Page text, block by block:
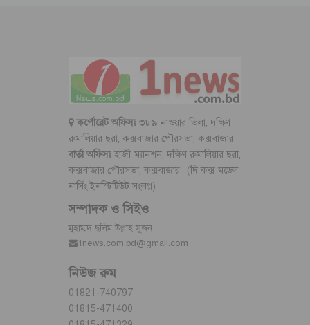
কর্পোরেট অফিসঃ৩৮৯ নাওয়ার ভিলা, দক্ষিণ
রুমালিয়ার ছরা, কক্সবাজার পৌরসভা, কক্সবাজার।
বার্তা অফিসঃ হাজী ম্যানশন, দক্ষিণ রুমালিয়ার ছরা,
কক্সবাজার পৌরসভা, কক্সবাজার। (দি কক্স মডেল
নার্সিং ইনস্টিটিউট সংলগ্ন)
সম্পাদক ও সিইও
মুহাম্মদ ছলিম উল্লাহ সুজন
1news.com.bd@gmail.com
নিউজ রুম
01821-740797
01815-471400